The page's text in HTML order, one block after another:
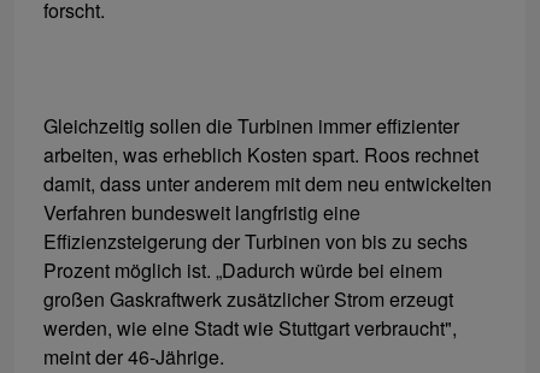
forscht.
Gleichzeitig sollen die Turbinen immer effizienter
arbeiten, was erheblich Kosten spart. Roos rechnet
damit, dass unter anderem mit dem neu entwickelten
Verfahren bundesweit langfristig eine
Effizienzsteigerung der Turbinen von bis zu sechs
Prozent möglich ist. „Dadurch würde bei einem
großen Gaskraftwerk zusätzlicher Strom erzeugt
werden, wie eine Stadt wie Stuttgart verbraucht",
meint der 46-Jährige.